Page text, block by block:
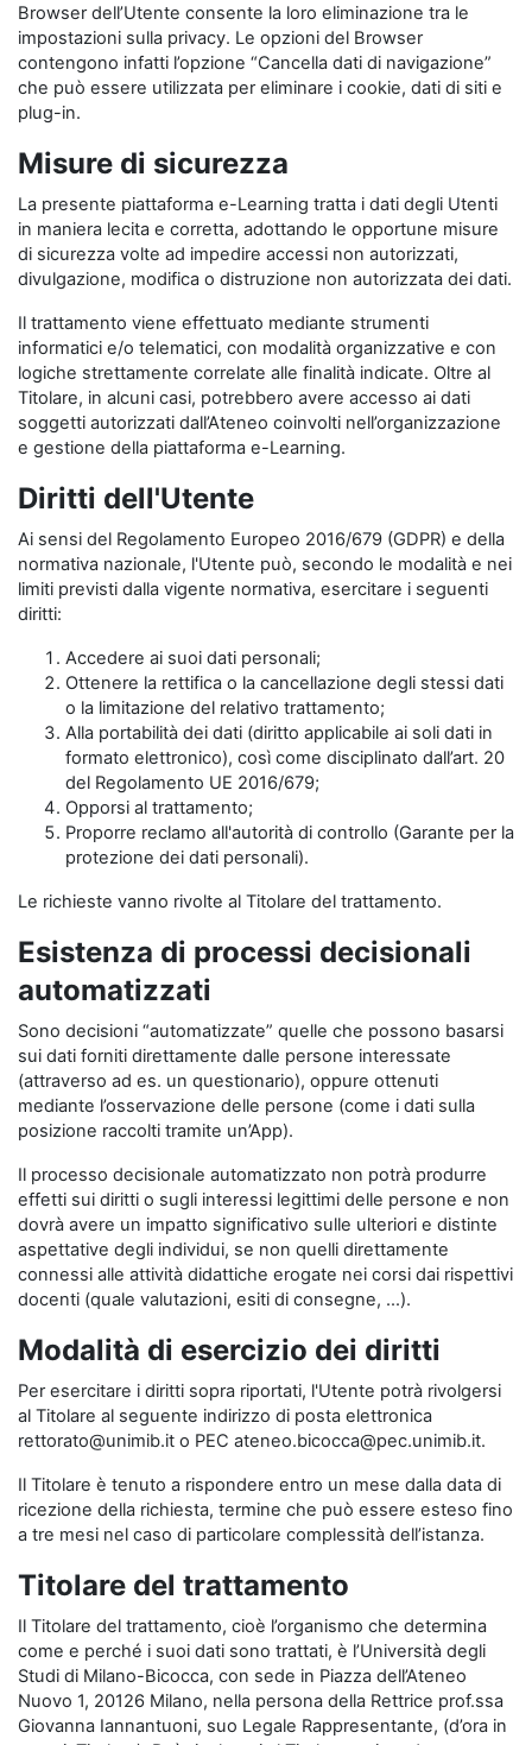
Browser dell’Utente consente la loro eliminazione tra le
impostazioni sulla privacy. Le opzioni del Browser
contengono infatti l’opzione “Cancella dati di navigazione”
che può essere utilizzata per eliminare i cookie, dati di siti e
plug-in.
Misure di sicurezza
La presente piattaforma e-Learning tratta i dati degli Utenti
in maniera lecita e corretta, adottando le opportune misure
di sicurezza volte ad impedire accessi non autorizzati,
divulgazione, modifica o distruzione non autorizzata dei dati.
Il trattamento viene effettuato mediante strumenti
informatici e/o telematici, con modalità organizzative e con
logiche strettamente correlate alle finalità indicate. Oltre al
Titolare, in alcuni casi, potrebbero avere accesso ai dati
soggetti autorizzati dall’Ateneo coinvolti nell’organizzazione
e gestione della piattaforma e-Learning.
Diritti dell'Utente
Ai sensi del Regolamento Europeo 2016/679 (GDPR) e della
normativa nazionale, l'Utente può, secondo le modalità e nei
limiti previsti dalla vigente normativa, esercitare i seguenti
diritti:
Accedere ai suoi dati personali;
Ottenere la rettifica o la cancellazione degli stessi dati
o la limitazione del relativo trattamento;
Alla portabilità dei dati (diritto applicabile ai soli dati in
formato elettronico), così come disciplinato dall’art. 20
del Regolamento UE 2016/679;
Opporsi al trattamento;
Proporre reclamo all'autorità di controllo (Garante per la
protezione dei dati personali).
Le richieste vanno rivolte al Titolare del trattamento.
Esistenza di processi decisionali
automatizzati
Sono decisioni “automatizzate” quelle che possono basarsi
sui dati forniti direttamente dalle persone interessate
(attraverso ad es. un questionario), oppure ottenuti
mediante l’osservazione delle persone (come i dati sulla
posizione raccolti tramite un’App).
Il processo decisionale automatizzato non potrà produrre
effetti sui diritti o sugli interessi legittimi delle persone e non
dovrà avere un impatto significativo sulle ulteriori e distinte
aspettative degli individui, se non quelli direttamente
connessi alle attività didattiche erogate nei corsi dai rispettivi
docenti (quale valutazioni, esiti di consegne, …).
Modalità di esercizio dei diritti
Per esercitare i diritti sopra riportati, l'Utente potrà rivolgersi
al Titolare al seguente indirizzo di posta elettronica
rettorato@unimib.it o PEC ateneo.bicocca@pec.unimib.it.
Il Titolare è tenuto a rispondere entro un mese dalla data di
ricezione della richiesta, termine che può essere esteso fino
a tre mesi nel caso di particolare complessità dell’istanza.
Titolare del trattamento
Il Titolare del trattamento, cioè l’organismo che determina
come e perché i suoi dati sono trattati, è l’Università degli
Studi di Milano-Bicocca, con sede in Piazza dell’Ateneo
Nuovo 1, 20126 Milano, nella persona della Rettrice prof.ssa
Giovanna Iannantuoni, suo Legale Rappresentante, (d’ora in